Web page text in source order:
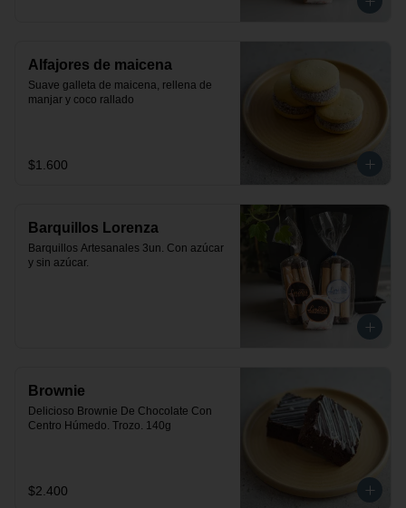
Alfajores de maicena
Suave galleta de maicena, rellena de
manjar y coco rallado
$1.600
Barquillos Lorenza
Barquillos Artesanales 3un. Con azúcar
y sin azúcar.
Brownie
Delicioso Brownie De Chocolate Con
Centro Húmedo. Trozo. 140g
$2.400